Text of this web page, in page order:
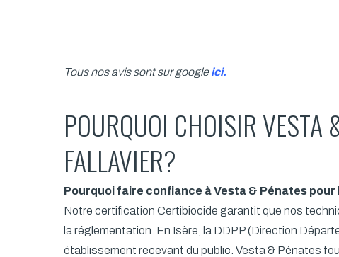
Tous nos avis sont sur google ici.
POURQUOI CHOISIR VESTA
FALLAVIER?
Pourquoi faire confiance à Vesta & Pénates
Notre certification Certibiocide garantit que nos
la réglementation. En Isère, la DDPP (Direction
établissement recevant du public. Vesta & Pénates